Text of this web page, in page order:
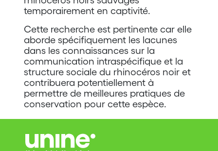
temporairement en captivité.
Cette recherche est pertinente car elle
aborde spécifiquement les lacunes
dans les connaissances sur la
communication intraspécifique et la
structure sociale du rhinocéros noir et
contribuera potentiellement à
permettre de meilleures pratiques de
conservation pour cette espèce.